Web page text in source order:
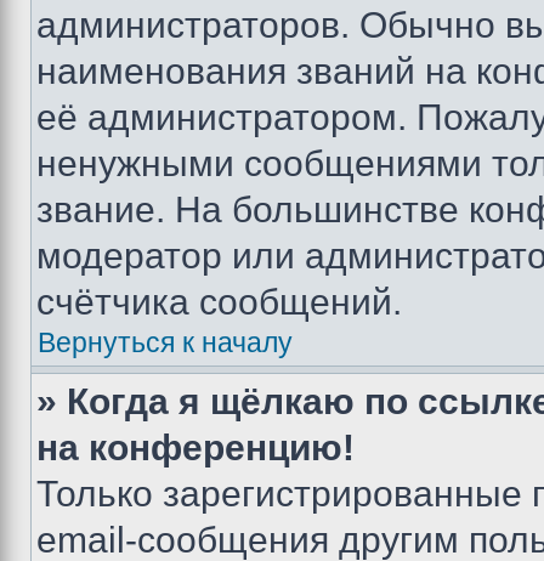
администраторов. Обычно
наименования званий на
её администратором.
ненужными сообщениями
звание. На большинстве
модератор или
счётчика сообщений.
Вернуться к началу
» Когда я щёлкаю по
на конференцию!
Только зарегистрированные
email-сообщения другим